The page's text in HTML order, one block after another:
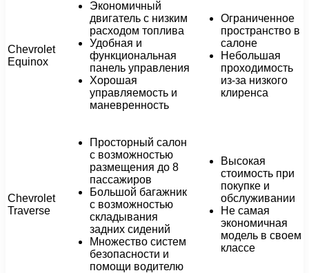
Chevrolet
Equinox
Экономичный
двигатель с низким
расходом топлива
Удобная и
функциональная
панель управления
Хорошая
управляемость и
маневренность
Ограниченное
пространство в
салоне
Небольшая
проходимость
из-за низкого
клиренса
Chevrolet
Traverse
Просторный салон
с возможностью
размещения до 8
пассажиров
Большой багажник
с возможностью
складывания
задних сидений
Множество систем
безопасности и
помощи водителю
Высокая
стоимость при
покупке и
обслуживании
Не самая
экономичная
модель в своем
классе